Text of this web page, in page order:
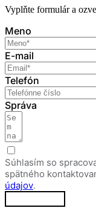
Vyplňte formulár a
Meno
E-mail
Telefón
Správa
Súhlasím so
spätného
údajov.